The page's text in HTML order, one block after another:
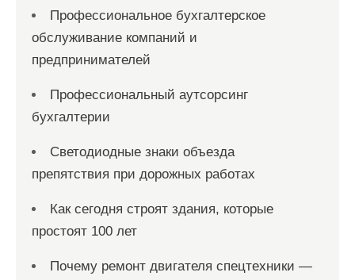
Профессиональное бухгалтерское
обслуживание компаний и
предпринимателей
Профессиональный аутсорсинг
бухгалтерии
Светодиодные знаки объезда
препятствия при дорожных работах
Как сегодня строят здания, которые
простоят 100 лет
Почему ремонт двигателя спецтехники —